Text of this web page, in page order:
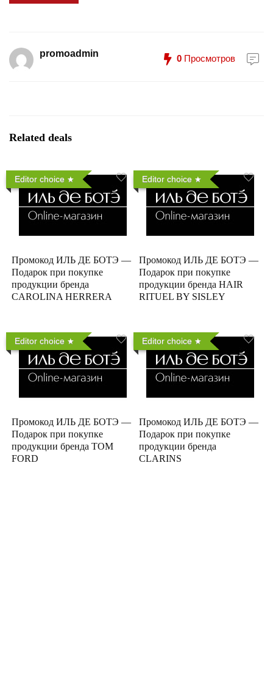
promoadmin 0 Просмотров
Related deals
Editor choice
Промокод ИЛЬ ДЕ БОТЭ —
Подарок при покупке
продукции бренда
CAROLINA HERRERA
Editor choice
Промокод ИЛЬ ДЕ БОТЭ —
Подарок при покупке
продукции бренда HAIR
RITUEL BY SISLEY
Editor choice
Промокод ИЛЬ ДЕ БОТЭ —
Подарок при покупке
продукции бренда TOM
FORD
Editor choice
Промокод ИЛЬ ДЕ БОТЭ —
Подарок при покупке
продукции бренда
CLARINS